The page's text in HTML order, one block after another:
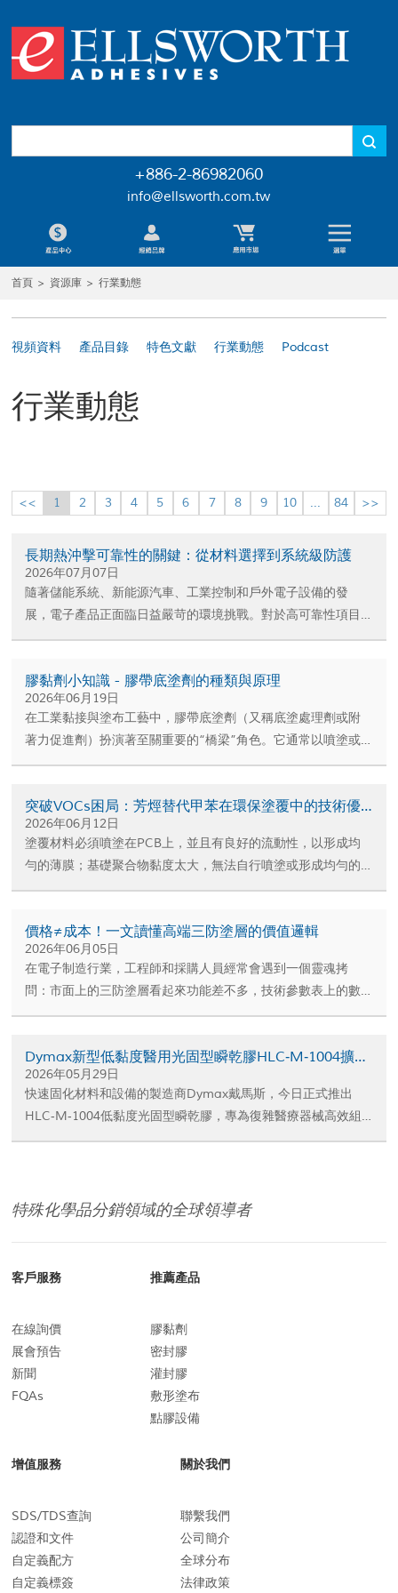
+886-2-86982060
info@ellsworth.com.tw
首頁 > 資源庫 > 行業動態
視頻資料 產品目錄 特色文獻 行業動態 Podcast
行業動態
<< 1 2 3 4 5 6 7 8 9 10 ... 84 >>
長期熱沖擊可靠性的關鍵：從材料選擇到系統級防護
2026年07月07日
隨著儲能系統、新能源汽車、工業控制和戶外電子設備的發
展，電子產品正面臨日益嚴苛的環境挑戰。對於高可靠性項目
而言，-40℃低溫啟動、85℃以上持續運行以及長達10年以上的
2000次甚至3000次循環的要求被頻繁提出。
膠黏劑小知識 - 膠帶底塗劑的種類與原理
2026年06月19日
在工業黏接與塗布工藝中，膠帶底塗劑（又稱底塗處理劑或附
著力促進劑）扮演著至關重要的“橋梁”角色。它通常以噴塗或
塗刷的方式施工於基材表面，能夠有效潤濕底材，輔助增強底
性。部分底塗劑在固化後會形成一定厚度的膜層，而部分則僅
作為表面處理劑存在。
突破VOCs困局：芳烴替代甲苯在環保塗覆中的技術優化方案
2026年06月12日
塗覆材料必須噴塗在PCB上，並且有良好的流動性，以形成均
勻的薄膜；基礎聚合物黏度太大，無法自行噴塗或形成均勻的
薄膜。
價格≠成本！一文讀懂高端三防塗層的價值邏輯
2026年06月05日
在電子制造行業，工程師和採購人員經常會遇到一個靈魂拷
問：市面上的三防塗層看起來功能差不多，技術參數表上的數
據也十分接近，為什麼不同品牌、不同體系的產品價格卻存在
Dymax新型低黏度醫用光固型瞬乾膠HLC‑M‑1004擴充HLC™產品體系
2026年05月29日
快速固化材料和設備的製造商Dymax戴馬斯，今日正式推出
HLC‑M‑1004低黏度光固型瞬乾膠，專為復雜醫療器械高效組
裝量身打造。
特殊化學品分銷領域的全球領導者
客戶服務
在線詢價
展會預告
新聞
FQAs
推薦產品
膠黏劑
密封膠
灌封膠
敷形塗布
點膠設備
增值服務
SDS/TDS查詢
認證和文件
自定義配方
自定義標簽
關於我們
聯繫我們
公司簡介
全球分布
法律政策